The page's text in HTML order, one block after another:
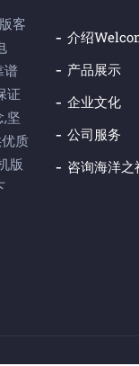
客
谱
证
坚
质
版
介绍
产品展示
企业文化
公司服务
咨询海洋